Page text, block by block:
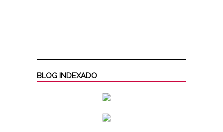
BLOG INDEXADO